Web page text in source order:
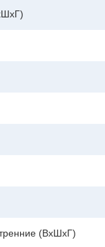
(ВхШхГ)